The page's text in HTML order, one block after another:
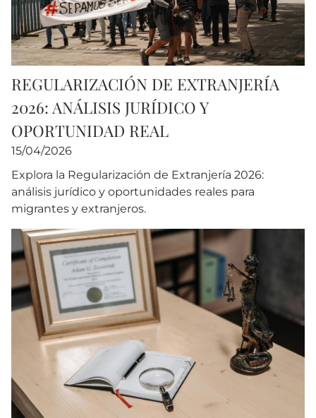
REGULARIZACIÓN DE EXTRANJERÍA
2026: ANÁLISIS JURÍDICO Y
OPORTUNIDAD REAL
15/04/2026
Explora la Regularización de Extranjería 2026:
análisis jurídico y oportunidades reales para
migrantes y extranjeros.